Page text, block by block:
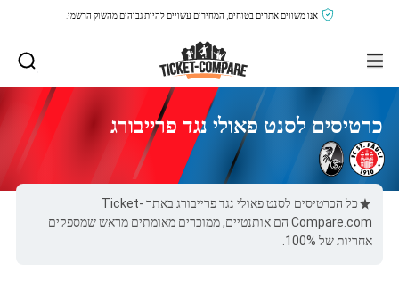
אנו משווים אתרים בטוחים, המחירים עשויים להיות גבוהים מהשוק הרשמי.
כרטיסים לסנט פאולי נגד פרייבורג
כל הכרטיסים לסנט פאולי נגד פרייבורג באתר Ticket-
Compare.com הם אותנטיים, ממוכרים מאומתים מראש שמספקים
אחריות של 100%.